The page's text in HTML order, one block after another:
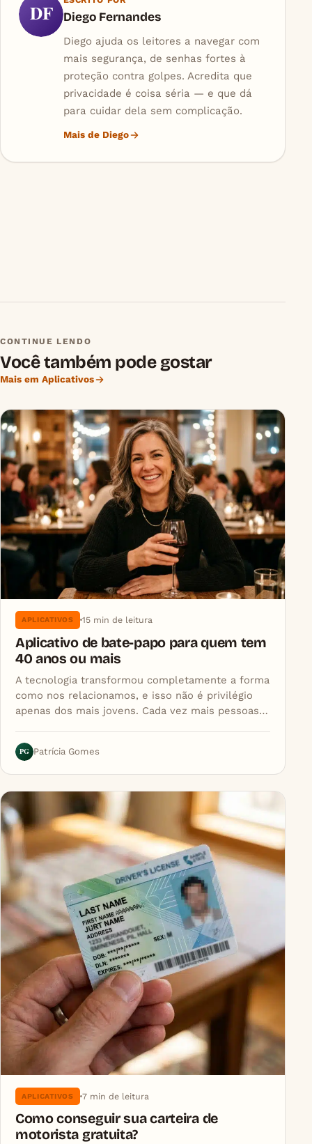
DF Diego Fernandes
Diego ajuda os leitores a navegar com
mais segurança, de senhas fortes à
proteção contra golpes. Acredita que
privacidade é coisa séria — e que dá
para cuidar dela sem complicação.
Mais de Diego
CONTINUE LENDO
Você também pode gostar
Mais em Aplicativos
APLICATIVOS 15 min de leitura
Aplicativo de bate-papo para quem tem
40 anos ou mais
A tecnologia transformou completamente a forma
como nos relacionamos, e isso não é privilégio
apenas dos mais jovens. Cada vez mais pessoas…
PG Patrícia Gomes
APLICATIVOS 7 min de leitura
Como conseguir sua carteira de
motorista gratuita?